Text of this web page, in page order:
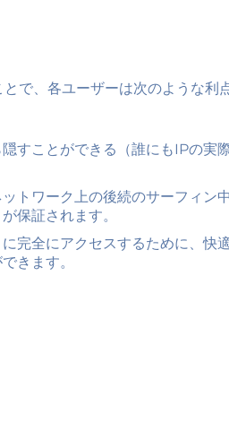
で、各ユーザーは次のような利
すことができる（誰にもIPの実
トワーク上の後続のサーフィン
保証されます。
完全にアクセスするために、快
きます。